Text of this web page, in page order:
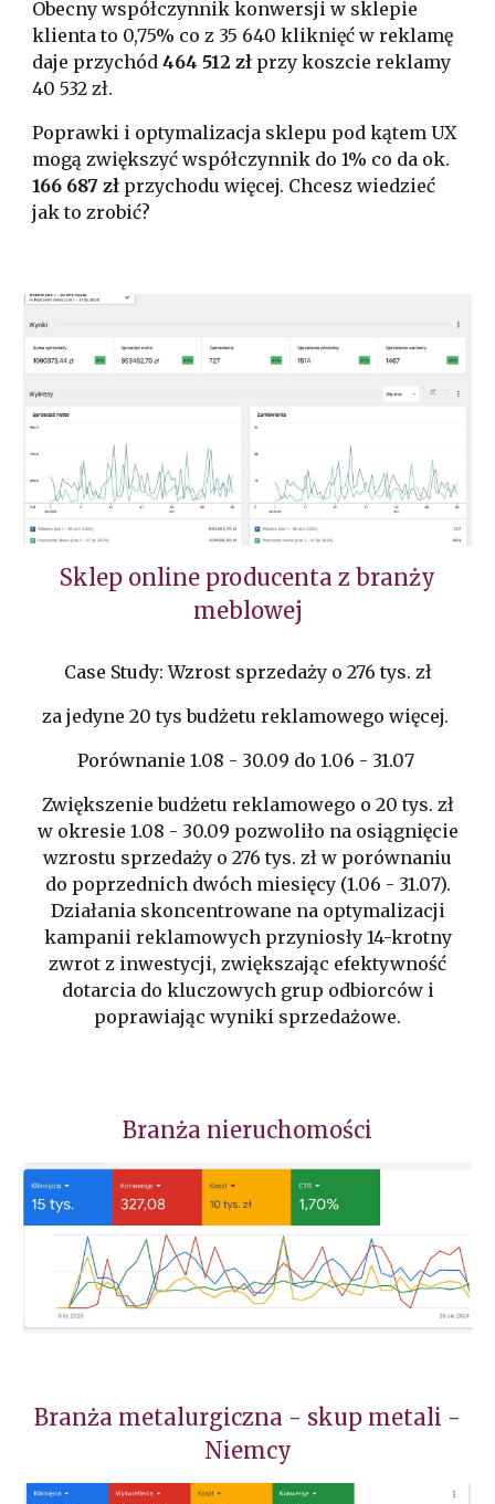
Obecny współczynnik konwersji w sklepie
klienta to 0,75% co z 35 640 kliknięć w reklamę
daje przychód464 512 zł przy koszcie reklamy
40 532 zł.
Poprawki i optymalizacja sklepu pod kątem UX
mogą zwiększyć współczynnik do 1% co da ok.
166 687 zł przychodu więcej. Chcesz wiedzieć
jak to zrobić?
Sklep online producenta z branży
meblowej
Case Study: Wzrost sprzedaży o 276 tys. zł
za jedyne 20 tys budżetu reklamowego więcej.
Porównanie 1.08 - 30.09 do 1.06 - 31.07
Zwiększenie budżetu reklamowego o 20 tys. zł
w okresie 1.08 - 30.09 pozwoliło na osiągnięcie
wzrostu sprzedaży o 276 tys. zł w porównaniu
do poprzednich dwóch miesięcy (1.06 - 31.07).
Działania skoncentrowane na optymalizacji
kampanii reklamowych przyniosły 14-krotny
zwrot z inwestycji, zwiększając efektywność
dotarcia do kluczowych grup odbiorców i
poprawiając wyniki sprzedażowe.
Branża nieruchomości
Branża metalurgiczna - skup metali -
Niemcy